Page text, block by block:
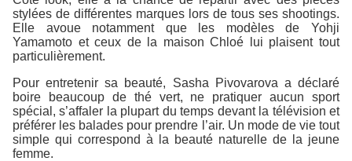
stylées de différentes marques lors de tous ses shootings.
Elle avoue notamment que les modèles de Yohji
Yamamoto et ceux de la maison Chloé lui plaisent tout
particulièrement.
Pour entretenir sa beauté, Sasha Pivovarova a déclaré
boire beaucoup de thé vert, ne pratiquer aucun sport
spécial, s’affaler la plupart du temps devant la télévision et
préférer les balades pour prendre l’air. Un mode de vie tout
simple qui correspond à la beauté naturelle de la jeune
femme.